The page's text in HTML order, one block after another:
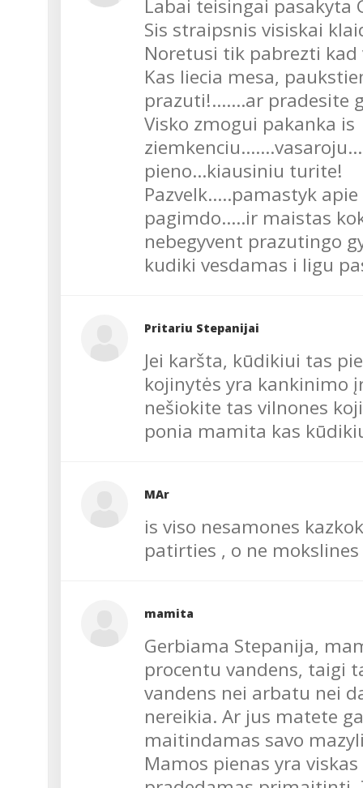
Sveikatos komiteto
pirmininke Vitalija
Kliukiene....
Labai teisingai pasakyta
Sis straipsnis visiskai
Noretusi tik pabrezti
Kas liecia mesa,
prazuti!.......ar pradesite
Visko zmogui pakanka is
pieno...kiausiniu turite!
Pazvelk.....pamastyk
pagimdo.....ir maistas
nebegyvent prazutingo
kudiki vesdamas i ligu
Pritariu Stepanijai
Jei karšta, kūdikiui tas
kojinytės yra kankinimo
nešiokite tas vilnones
ponia mamita kas
MAr
is viso nesamones
patirties , o ne mokslines
mamita
Gerbiama Stepanija,
procentu vandens, taigi
vandens nei arbatu nei
nereikia. Ar jus matete
maitindamas savo
Mamos pienas yra